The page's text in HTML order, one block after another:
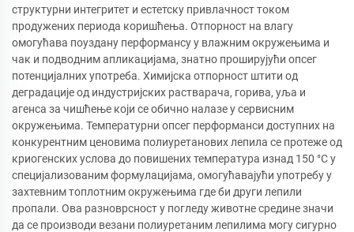
структурни интегритет и естетску привлачност током
продужених периода коришћења. Отпорност на влагу
омогућава поуздану перформансу у влажним окружењима и
чак и подводним апликацијама, знатно проширујући опсег
потенцијалних употреба. Химијска отпорност штити од
деградације од индустријских растварача, горива, уља и
агенса за чишћење који се обично налазе у сервисним
окружењима. Температурни опсег перформанси доступних на
конкурентним ценовима полиуретанових лепила се протеже од
криогенских услова до повишених температура изнад 150 °C у
специјализованим формулацијама, омогућавајући употребу у
захтевним топлотним окружењима где би други лепили
пропали. Ова разноврсност у погледу животне средине значи
да се производи везани полиуретаним лепилима могу сигурно